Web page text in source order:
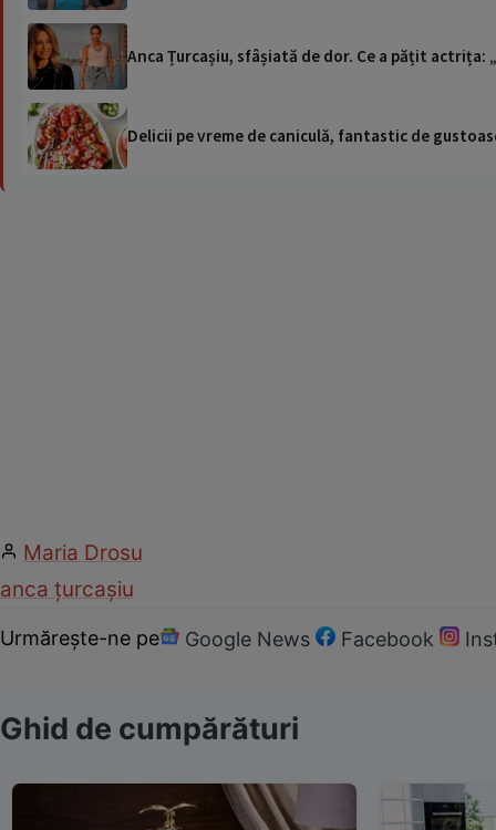
Anca Țurcașiu, sfâșiată de dor. Ce a pățit
Delicii pe vreme de caniculă, fantastic de
Maria Drosu
anca țurcașiu
Urmărește-ne pe Google News Facebook
Ghid de cumpărături